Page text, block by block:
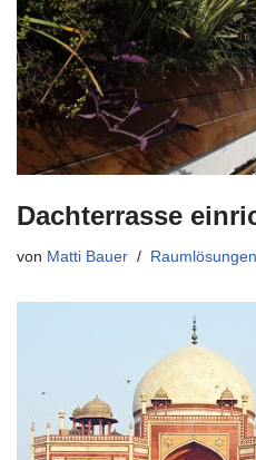
Dachterrasse
von Matti Bauer Raumlösungen